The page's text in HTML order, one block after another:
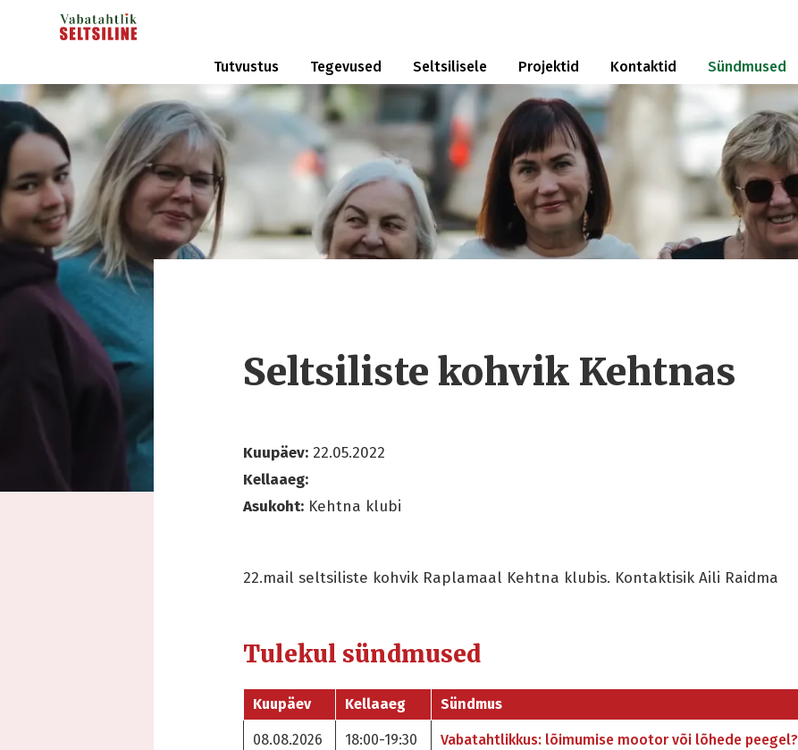
Tutvustus Tegevused Seltsilisele Projektid Kontaktid Sündmused
Seltsiliste kohvik Kehtnas
Kuupäev: 22.05.2022
Kellaaeg:
Asukoht: Kehtna klubi
22.mail seltsiliste kohvik Raplamaal Kehtna klubis. Kontaktisik Aili Raidma
Tulekul sündmused
Kuupäev Kellaaeg Sündmus
08.08.2026 18:00-19:30 Vabatahtlikkus: lõimumise mootor või lõhede peegel?